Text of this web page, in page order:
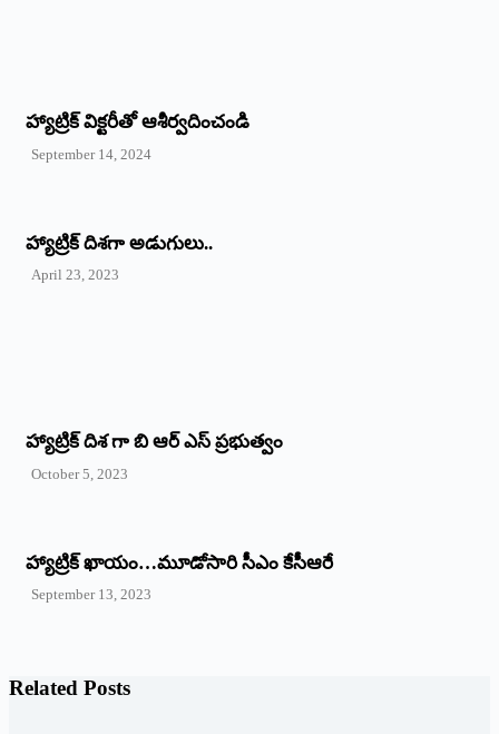
హ్యాట్రిక్‌ ‌విక్టరీతో ఆశీర్వదించండి
September 14, 2024
‌హ్యాట్రిక్‌ ‌దిశగా అడుగులు..
April 23, 2023
హ్యాట్రిక్ దిశ గా బి ఆర్ ఎస్ ప్రభుత్వం
October 5, 2023
హ్యాట్రిక్‌ ‌ఖాయం…మూడోసారి సీఎం కేసీఆరే
September 13, 2023
Related Posts